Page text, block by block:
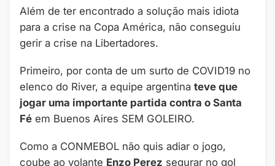
Além de ter encontrado a solução mais idiota
para a crise na Copa América, não conseguiu
gerir a crise na Libertadores.
Primeiro, por conta de um surto de COVID19 no
elenco do River, a equipe argentina teve que
jogar uma importante partida contra o Santa
Fé em Buenos Aires SEM GOLEIRO.
Como a CONMEBOL não quis adiar o jogo,
coube ao volante Enzo Perez segurar no gol